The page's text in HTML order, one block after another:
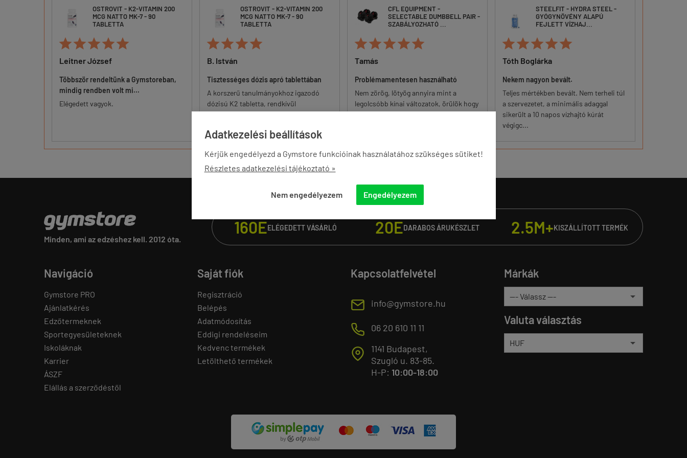
Adatkezelési beállítások
Kérjük engedélyezd a Gymstore funkcióinak használatához szükséges sütiket!
Részletes adatkezelési tájékoztató »
Nem engedélyezem Engedélyezem
OSTROVIT - K2-VITAMIN 200
MCG NATTO MK-7 - 90
TABLETTA

Leitner József
Többször rendeltünk a Gymstoreban,
mindig rendben volt mi...
Elégedett vagyok.
OSTROVIT - K2-VITAMIN 200
MCG NATTO MK-7 - 90
TABLETTA

B. István
Tisztességes dózis apró tablettában
A korszerű tanulmányokhoz igazodó
dózisú K2 tabletta, rendkívül
versenyképes áron. Egyes felhasználók
CFL EQUIPMENT -
SELECTABLE DUMBBELL PAIR -
SZABÁLYOZHATÓ ...

Tamás
Problémamentesen használható
Nem zörög, lötyög annyira mint a
legolcsóbb kínai változatok, örülök hogy
nem olyat vettem. Nekem 5 csillagos.
STEELFIT - HYDRA STEEL -
GYÓGYNÖVÉNY ALAPÚ
FEJLETT VÍZHAJ...

Tóth Boglárka
Nekem nagyon bevált.
Teljes mértékben bevált. Nem terheli túl
a szervezetet, a minimális adaggal
sikerült a 10 napos vízhajtó kúrát
végigc...
Minden, ami az edzéshez kell. 2012 óta.
160EELÉGEDETT VÁSÁRLÓ 20EDARABOS ÁRUKÉSZLET 2.5M+KISZÁLLÍTOTT TERMÉK
Navigáció
Gymstore PRO
Ajánlatkérés
Edzőtermeknek
Sportegyesületeknek
Iskoláknak
Karrier
ÁSZF
Elállás a szerződéstől
Saját fiók
Regisztráció
Belépés
Adatmódosítás
Eddigi rendeléseim
Kedvenc termékek
Letölthető termékek
Kapcsolatfelvétel
E info@gymstore.hu
M 06 20 610 11 11
T
1141 Budapest,
Szugló u. 83-85.
H-P: 10:00-18:00
Márkák
Valuta választás